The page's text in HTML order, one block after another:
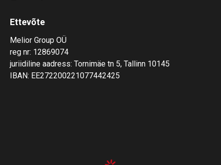
Ettevõte
Melior Group OÜ
reg nr: 12869074
juriidiline aadress: Tornimäe tn 5, Tallinn 10145
IBAN: EE272200221077442425